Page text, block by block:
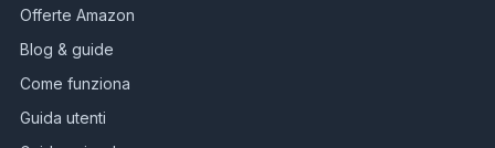
Offerte Amazon
Blog & guide
Come funziona
Guida utenti